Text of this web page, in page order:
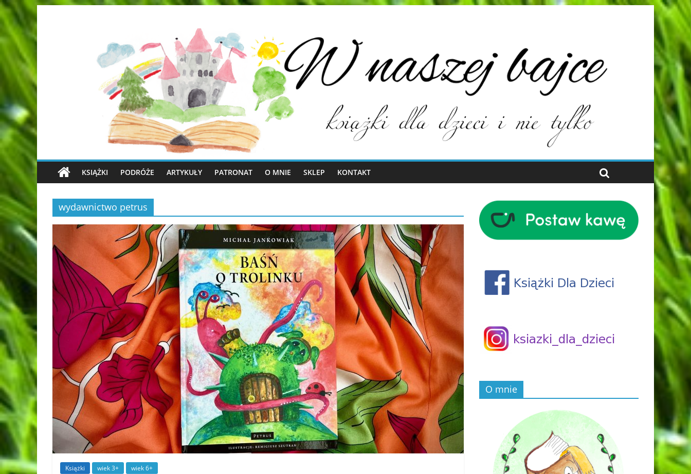
KSIĄŻKI PODRÓŻE ARTYKUŁY PATRONAT O MNIE SKLEP KONTAKT
wydawnictwo petrus
Książki wiek 3+ wiek 6+
O mnie